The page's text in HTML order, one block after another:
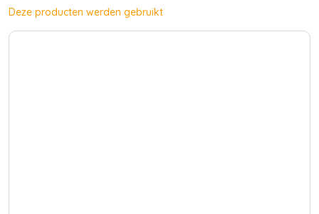
Deze producten werden gebruikt